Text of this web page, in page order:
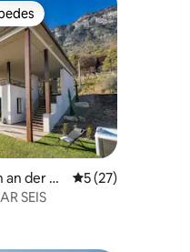
preferido
der W
Calificación
5 (27)
SEIS